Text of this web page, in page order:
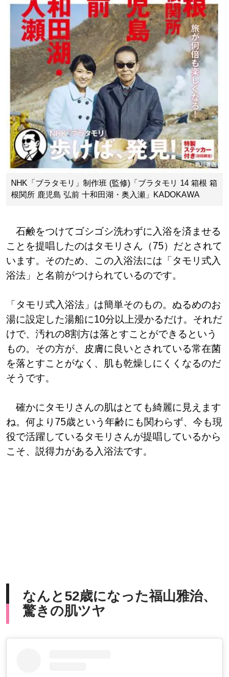
NHK「ブラタモリ」制作班 (監修)「ブラタモリ 14 箱根 箱
根関所 鹿児島 弘前 十和田湖・奥入瀬」KADOKAWA
石鹸をつけてゴシゴシ洗わずに入浴を済ませる
ことを提唱したのはタモリさん（75）だとされて
います。そのため、この入浴法には「タモリ式入
浴法」と名前がつけられているのです。
「タモリ式入浴法」は簡単そのもの。ぬるめのお
湯に設定した湯船に10分以上浸かるだけ。それだ
けで、汚れの8割方は落とすことができるという
もの。その方が、皮膚に良いとされている常在菌
を落とすことがなく、肌も乾燥しにくくなるのだ
そうです。
確かにタモリさんの肌はとても綺麗に見えます
ね。何より75歳という年齢にも関わらず、今も現
役で活躍しているタモリさんが提唱しているから
こそ、説得力がある入浴法です。
なんと52歳になった福山雅治、
驚きの肌ツヤ